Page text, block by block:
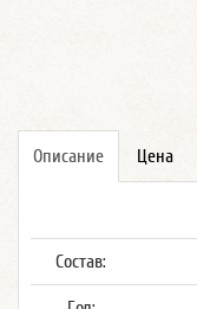
Описание Цена
Состав: